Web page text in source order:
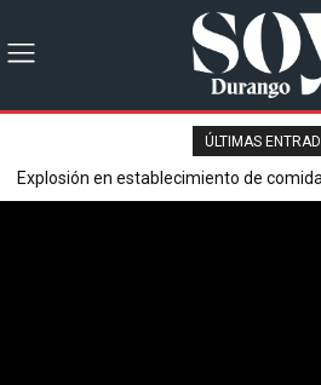
ÚLTIMAS
Explosión en establecimiento de
mortales y varios